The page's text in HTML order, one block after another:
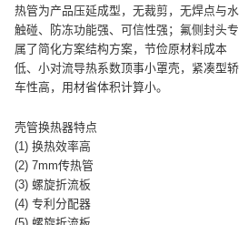
热管为产品压延成型，无裁剪，无焊点与水
触碰、防冻功能强、可信性强；氟侧封头专
属了简化方案结构方案，节俭原材料成本
低、小对流导热系数顶事小罩壳，紧凑型轿
车性高，用材省体积计算小。
壳管换热器特点
(1) 换热效率高
(2) 7mm传热管
(3) 螺旋折流板
(4) 专利分配器